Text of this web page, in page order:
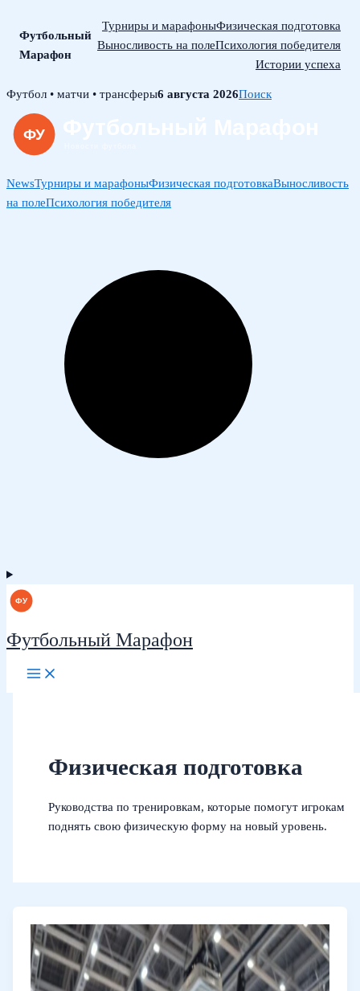
Футбольный
Марафон
Турниры и марафоныФизическая подготовка
Выносливость на полеПсихология победителя
Истории успеха
Skip
content
Футбол • матчи • трансферы6 августа 2026Поиск
NewsТурниры и марафоныФизическая подготовкаВыносливость
на полеПсихология победителя
Футбольный Марафон
Физическая подготовка
Руководства по тренировкам, которые помогут игрокам
поднять свою физическую форму на новый уровень.